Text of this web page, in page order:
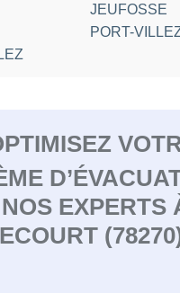
JEUFOSSE
PORT-
EXPERTS